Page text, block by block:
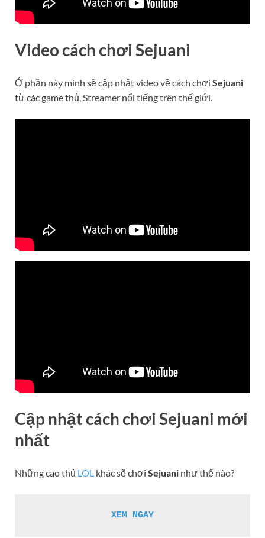
Video cách chơi Sejuani
Ở phần này mình sẽ cập nhật video về cách chơi Sejuani
từ các game thủ, Streamer nổi tiếng trên thế giới.
Cập nhật cách chơi Sejuani mới
nhất
Những cao thủ LOL khác sẽ chơi Sejuani như thế nào?
XEM NGAY